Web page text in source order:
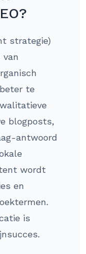
strategie)
van
te
blogposts,
antwoord
wordt
en
is